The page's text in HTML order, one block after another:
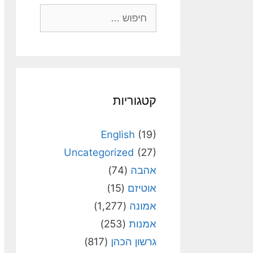
קטגוריות
English (19)
Uncategorized (27)
אהבה (74)
אוטיזם (15)
אמונה (1,277)
אמנות (253)
גרשון הכהן (817)